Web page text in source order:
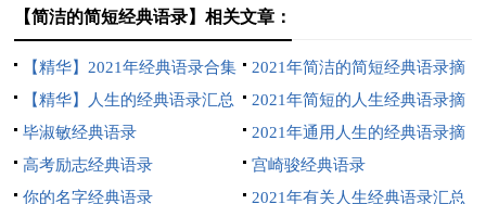
【简洁的简短经典语录】相关文章：
【精华】2021年经典语录合集
59句
2021年简洁的简短经典语录摘
录46条
【精华】人生的经典语录汇总
99句
2021年简短的人生经典语录摘
录36条
毕淑敏经典语录
2021年通用人生的经典语录摘
录49条
高考励志经典语录
宫崎骏经典语录
你的名字经典语录
2021年有关人生经典语录汇总